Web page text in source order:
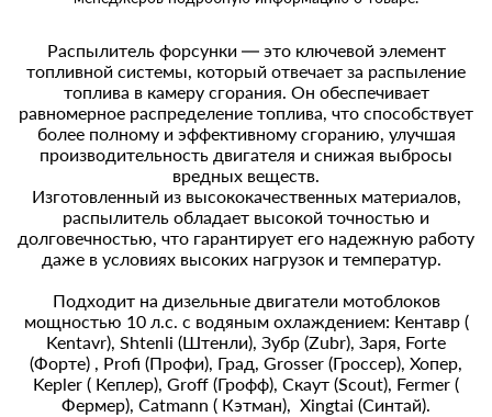
Распылитель форсунки — это ключевой элемент
топливной системы, который отвечает за распыление
топлива в камеру сгорания. Он обеспечивает
равномерное распределение топлива, что способствует
более полному и эффективному сгоранию, улучшая
производительность двигателя и снижая выбросы
вредных веществ.
Изготовленный из высококачественных материалов,
распылитель обладает высокой точностью и
долговечностью, что гарантирует его надежную работу
даже в условиях высоких нагрузок и температур.
Подходит на дизельные двигатели мотоблоков
мощностью 10 л.с. с водяным охлаждением: Кентавр (
Kentavr), Shtenli (Штенли), Зубр (Zubr), Заря, Forte
(Форте) , Profi (Профи), Град, Grosser (Гроссер), Хопер,
Kepler ( Кеплер), Groff (Грофф), Скаут (Scout), Fermer (
Фермер), Catmann ( Кэтман), Xingtai (Синтай).